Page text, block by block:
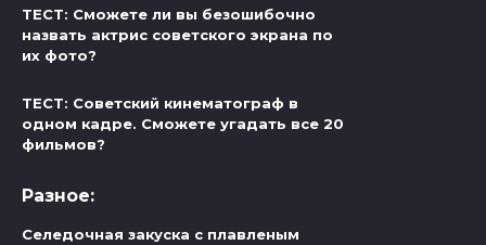
ТЕСТ: Сможете ли вы безошибочно
назвать актрис советского экрана по
их фото?
ТЕСТ: Советский кинематограф в
одном кадре. Сможете угадать все 20
фильмов?
Разное:
Селедочная закуска с плавленым